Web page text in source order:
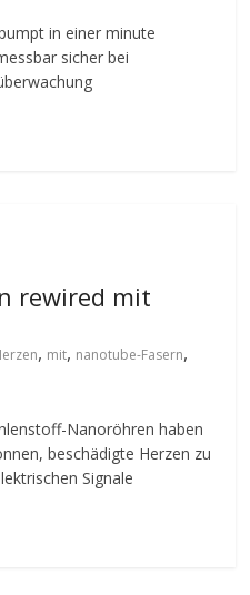
in einer minute
sicher bei
rewired mit
, mit, nanotube-Fasern,
Nanoröhren haben
beschädigte Herzen zu
Signale